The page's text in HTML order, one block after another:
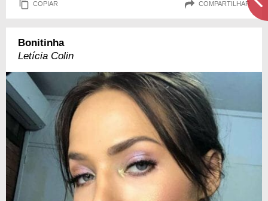
COPIAR COMPARTILHAR
Bonitinha
Letícia Colin